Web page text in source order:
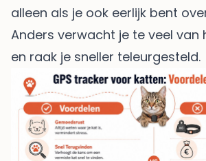
alleen als je ook eerlijk bent
Anders verwacht je te veel
en raak je sneller teleurgesteld.